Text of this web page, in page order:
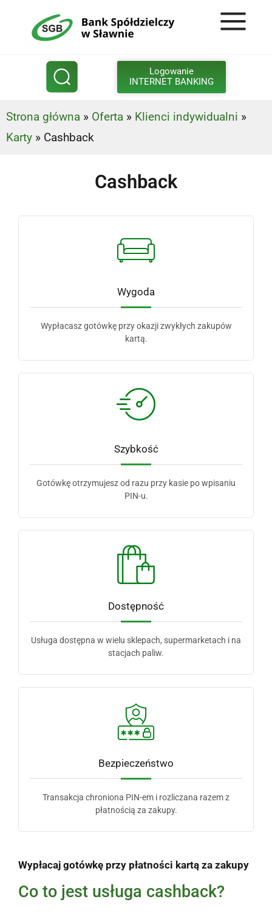
Logowanie
INTERNET BANKING
Strona główna » Oferta » Klienci indywidualni »
Karty » Cashback
Cashback
Wygoda
Wypłacasz gotówkę przy okazji zwykłych zakupów
kartą.
Szybkość
Gotówkę otrzymujesz od razu przy kasie po wpisaniu
PIN-u.
Dostępność
Usługa dostępna w wielu sklepach, supermarketach i na
stacjach paliw.
Bezpieczeństwo
Transakcja chroniona PIN-em i rozliczana razem z
płatnością za zakupy.
Wypłacaj gotówkę przy płatności kartą za zakupy
Co to jest usługa cashback?